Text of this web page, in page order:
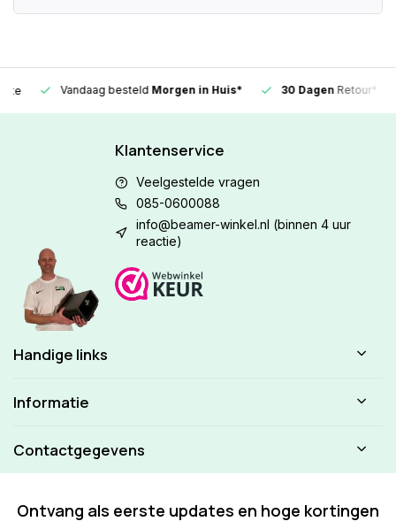
Vandaag besteldMorgen in Huis* 30 DagenRetour*
Klantenservice
Veelgestelde vragen
085-0600088
info@beamer-winkel.nl (binnen 4 uur
reactie)
Handige links
Informatie
Contactgegevens
Ontvang als eerste updates en hoge kortingen